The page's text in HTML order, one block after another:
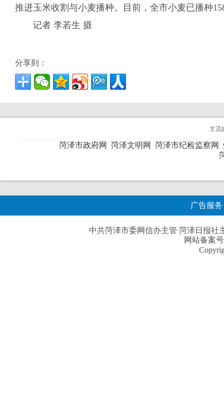
推进玉米收割与小麦播种。目前，全市小麦已播种
记者 李若生 摄
分享到：
主流
菏泽市政府网 菏泽文明网 菏泽市纪检监察网
广告服务
中共菏泽市委网信办主管 菏泽日报社
网站备案